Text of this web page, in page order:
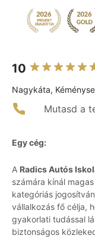
10
Nagykáta,
Mutasd a
Egy cég:
A Radics Autós
számára kínál
kategóriás
vállalkozás fő célja,
gyakorlati tudással
biztonságos